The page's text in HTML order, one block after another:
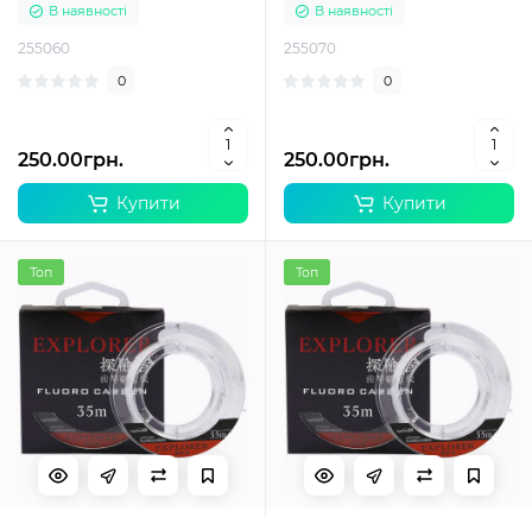
В наявності
255060
0
250.00грн.
Купити
В наявності
255070
0
250.00грн.
Купити
Топ Топ